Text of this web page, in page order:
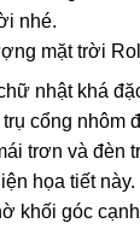
nhé.
mặt trời
nhật khá
cổng nhôm
trơn và đèn
họa tiết
khối góc